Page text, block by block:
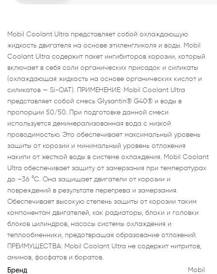
Mobil Coolant Ultra представляет собой охлаждающую
жидкость двигателя на основе этиленгликоля и воды. Mobil
Coolant Ultra содержит пакет ингибиторов корозии, который
включает в себя соли органических присадок и силикаты
(охлаждающая жидкость на основе органических кислот и
силикатов — Si-OAT). ПРИМЕНЕНИЕ: Mobil Coolant Ultra
представляет собой смесь Glysantin® G40® и воды в
пропорции 50/50. При подготовке данной смеси
используется деминерализованная вода с низкой
проводимостью. Это обеспечивает максимальный уровень
защиты от корозии и минимальный уровень отложения
накипи от жесткой воды в системе охлаждения. Mobil Coolant
Ultra обеспечивает защиту от замерзания при температурах
до –36 °C. Она защищает двигатели от корозии и
повреждений в результате перегрева и замерзания.
Обеспечивает высокую степень защиты от корозии таким
компонентам двигателей, как радиаторы, блоки и головки
блоков цилиндров, насосы системы охлаждения и
теплообменники, предотвращая образование отложений.
ПРЕИМУЩЕСТВА: Mobil Coolant Ultra не содержит нитритов,
аминов, фосфатов и боратов.
Бренд Mobil